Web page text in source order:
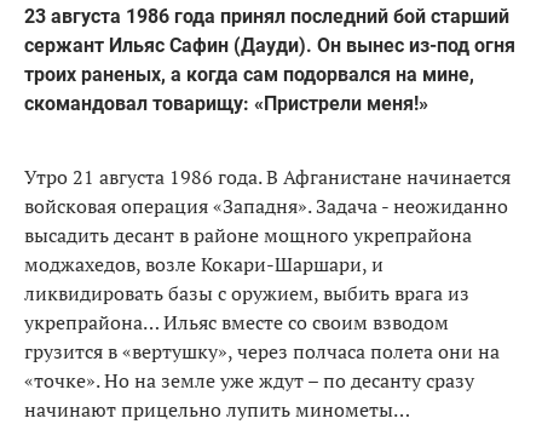
23 августа 1986 года принял последний бой старший
сержант Ильяс Сафин (Дауди). Он вынес из-под огня
троих раненых, а когда сам подорвался на мине,
скомандовал товарищу: «Пристрели меня!»
Утро 21 августа 1986 года. В Афганистане начинается
войсковая операция «Западня». Задача - неожиданно
высадить десант в районе мощного укрепрайона
моджахедов, возле Кокари-Шаршари, и
ликвидировать базы с оружием, выбить врага из
укрепрайона… Ильяс вместе со своим взводом
грузится в «вертушку», через полчаса полета они на
«точке». Но на земле уже ждут – по десанту сразу
начинают прицельно лупить минометы…